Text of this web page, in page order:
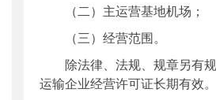
（二）主运营基地机场；
（三）经营范围。
除法律、法规、规章另有
运输企业经营许可证长期有效。